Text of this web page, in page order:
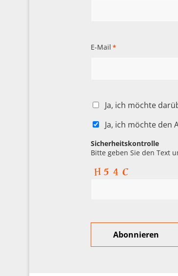
E-Mail *
Ja, ich möchte
Ja, ich möchte
Sicherheitskontrolle
Bitte geben Sie den Text